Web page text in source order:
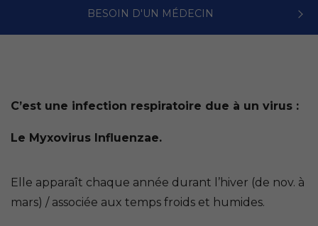
BESOIN D'UN MÉDECIN
C’est une infection respiratoire due à un virus :
Le Myxovirus Influenzae.
Elle apparaît chaque année durant l’hiver (de nov. à
mars) / associée aux temps froids et humides.